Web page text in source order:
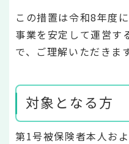
この措置は令和8年度
事業を安定して運営す
で、ご理解いただきま
対象となる方
第1号被保険者本人お